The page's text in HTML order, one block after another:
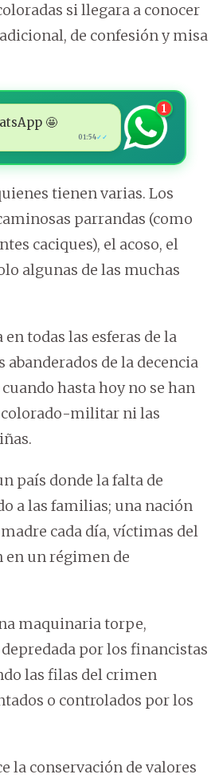
si llegara a conocer
de confesión y misa
🤩
01:54✓✓
1
tienen varias. Los
parrandas (como
caciques), el acoso, el
algunas de las muchas
todas las esferas de la
abanderados de la decencia
hasta hoy no se han
colorado-militar ni las
país donde la falta de
a las familias; una nación
cada día, víctimas del
en un régimen de
maquinaria torpe,
por los financistas
las filas del crimen
o controlados por los
la conservación de valores